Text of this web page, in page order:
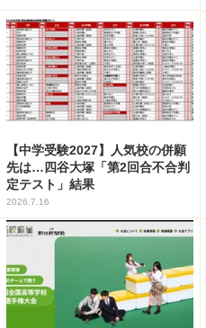
【中学受験2027】人気校の併願
先は…四谷大塚「第2回合不合判
定テスト」結果
2026.7.16